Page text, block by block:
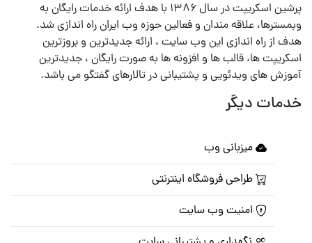
پرشین اسکریپت در سال ۱۳۸۶ با هدف ارائه خدمات رایگان به
وبمسترها، علاقه مندان و فعالین حوزه وب ایران راه اندازی شد.
هدف از راه اندازی این وب سایت ، ارائه جدیدترین و بروزترین
اسکریپت ها، قالب ها و افزونه ها به صورت رایگان ، جدیدترین
آموزش های ویدئویی و پشتیبانی در تالارهای گفتگو می باشد.
خدمات دیگر
میزبانی وب
طراحی فروشگاه اینترنتی
امنیت وب سایت